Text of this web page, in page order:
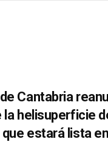
Cantabria
la helisuperficie
estará lista en